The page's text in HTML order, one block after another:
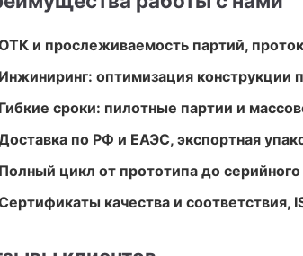
и прослеживаемость партий,
Инжиниринг: оптимизация конструкции
Гибкие сроки: пилотные партии и
по РФ и ЕАЭС, экспортная
Полный цикл от прототипа до
качества и соответствия,